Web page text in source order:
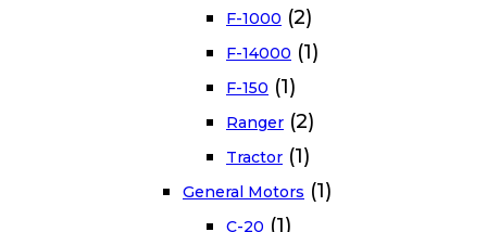
F-1000 (2)
F-14000 (1)
F-150 (1)
Ranger (2)
Tractor (1)
General Motors (1)
C-20 (1)